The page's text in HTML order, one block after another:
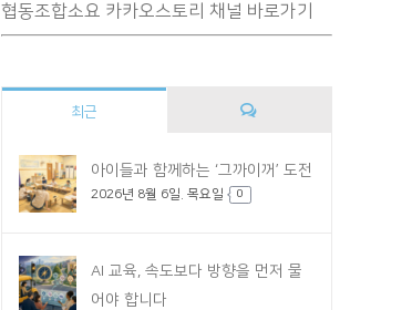
협동조합소요 카카오스토리 채널 바로가기
최근
아이들과 함께하는 ‘그까이꺼’ 도전
2026년 8월 6일. 목요일 0
AI 교육, 속도보다 방향을 먼저 물
어야 합니다